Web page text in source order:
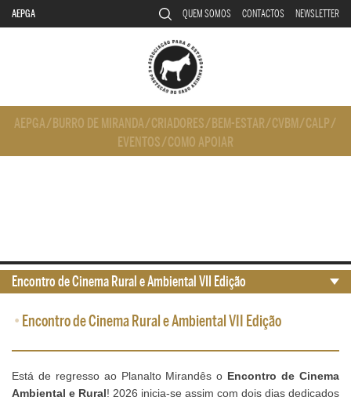
AEPGA QUEM SOMOS CONTACTOS NEWSLETTER
AEPGA/ BURRO DE MIRANDA/CRIADORES/ BEM-ESTAR/CVBM/CALP/
EVENTOS/COMO APOIAR
• Encontro de Cinema Rural e Ambiental VII Edição
Está de regresso ao Planalto Mirandês o Encontro de Cinema
Ambiental e Rural! 2026 inicia-se assim com dois dias dedicados
Encontro de Cinema Rural e Ambiental VII Edição